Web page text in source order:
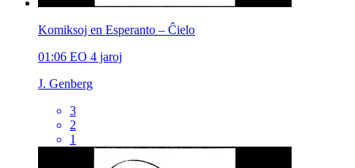
Komiksoj en Esperanto – Ĉielo
01:06 EO 4 jaroj
J. Genberg
3
2
1